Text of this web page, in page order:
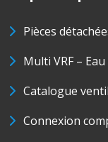
Pièces
Multi VRF – Eau
Catalogue
Connexion